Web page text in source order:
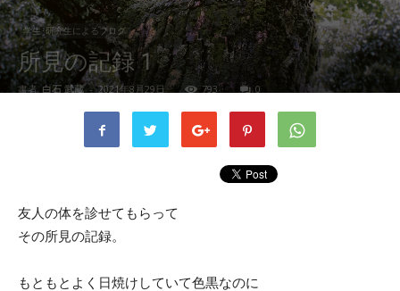
学生･研究生によるブログ
所見の記録 1
書者 白石 武蔵 - 2021年8月29日 793 0
友人の体を診せてもらって
その所見の記録。
もともとよく日焼けしていて色黒なのに